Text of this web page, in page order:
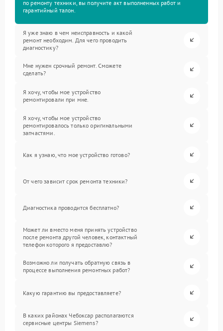
по ремонту техники, вы получите акт выполненных работ и
гарантийный талон.
Я уже знаю в чем неисправность и какой
ремонт необходим. Для чего проводить
диагностику?
Мне нужен срочный ремонт. Сможете
сделать?
Я хочу, чтобы мое устройство
ремонтировали при мне.
Я хочу, чтобы мое устройство
ремонтировалось только оригинальными
запчастями.
Как я узнаю, что мое устройство готово?
От чего зависит срок ремонта техники?
Диагностика проводится бесплатно?
Может ли вместо меня принять устройство
после ремонта другой человек, контактный
телефон которого я предоставлю?
Возможно ли получать обратную связь в
процессе выполнения ремонтных работ?
Какую гарантию вы предоставляете?
В каких районах Чебоксар располагаются
сервисные центры Siemens?